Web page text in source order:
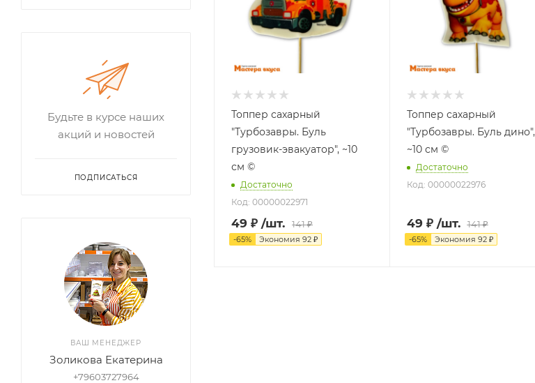
Топпер сахарный
"Турбозавры. Буль
грузовик-эвакуатор", ~10
см ©
Достаточно
Код: 00000022971
49 ₽ /шт. 141₽
-65% Экономия 92 ₽
Топпер сахарный
"Турбозавры. Буль дино",
~10 см ©
Достаточно
Код: 00000022976
49 ₽ /шт. 141₽
-65% Экономия 92 ₽
Будьте в курсе наших
акций и новостей
ПОДПИСАТЬСЯ
ВАШ МЕНЕДЖЕР
Золикова Екатерина
+79603727964